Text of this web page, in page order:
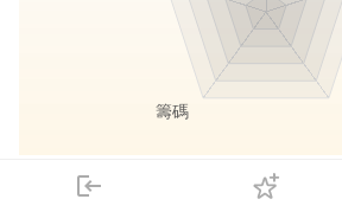
login
下單
長線價值
籌碼